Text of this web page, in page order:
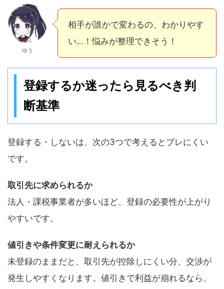
ゆう
相手が誰かで変わるの、わかりやす
い…！悩みが整理できそう！
登録するか迷ったら見るべき判
断基準
登録する・しないは、次の3つで考えるとブレにくい
です。
取引先に求められるか
法人・課税事業者が多いほど、登録の必要性が上がり
やすいです。
値引きや条件変更に耐えられるか
未登録のままだと、取引先が控除しにくい分、交渉が
発生しやすくなります。値引きで利益が崩れるなら、